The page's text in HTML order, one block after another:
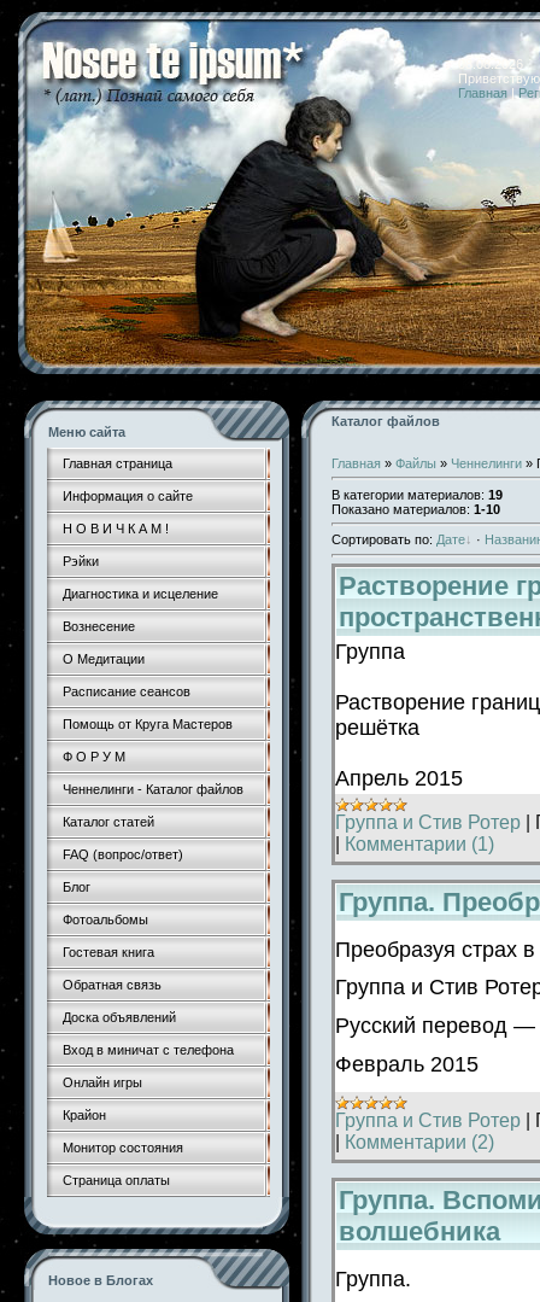
08.08.2026
Главная |
Меню сайта
Главная страница
Информация о сайте
Н О В И Ч К А М !
Рэйки
Диагностика и исцеление
Вознесение
О Медитации
Расписание сеансов
Помощь от Круга Мастеров
Ф О Р У М
Ченнелинги - Каталог файлов
Каталог статей
FAQ (вопрос/ответ)
Блог
Фотоальбомы
Гостевая книга
Обратная связь
Доска объявлений
Вход в миничат с телефона
Онлайн игры
Крайон
Монитор состояния
Страница оплаты
Новое в Блогах
Каталог файлов
Главная » Файлы » Ченнелинги »
В категории материалов: 19
Показано материалов: 1-10
Сортировать по: Дате ·
Растворение
Группа
Растворение
решётка
Апрель 2015
Группа и Стив Ротер
Комментарии (1)
Группа.
Преобразуя страх
Группа и Стив
Русский перевод
Февраль 2015
Группа и Стив Ротер
Комментарии (2)
Группа.
волшебника
Группа.